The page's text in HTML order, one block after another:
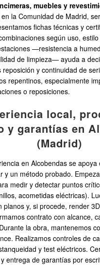
muebles y
la Comunidad de Madrid,
fichas técnicas y
según uso,
—resistencia a
de limpieza— ayuda a
reposición y continuidad de
repentinos, especialmente
o reposiciones.
local,
y garantías en
(Madrid)
en Alcobendas se apoya
y un método probado.
medir y detectar puntos
acometidas eléctricas).
planos y, si procede, render
contrato con alcance,
la obra, mantenemos
Realizamos controles de
y test eléctricos.
entrega de garantías por